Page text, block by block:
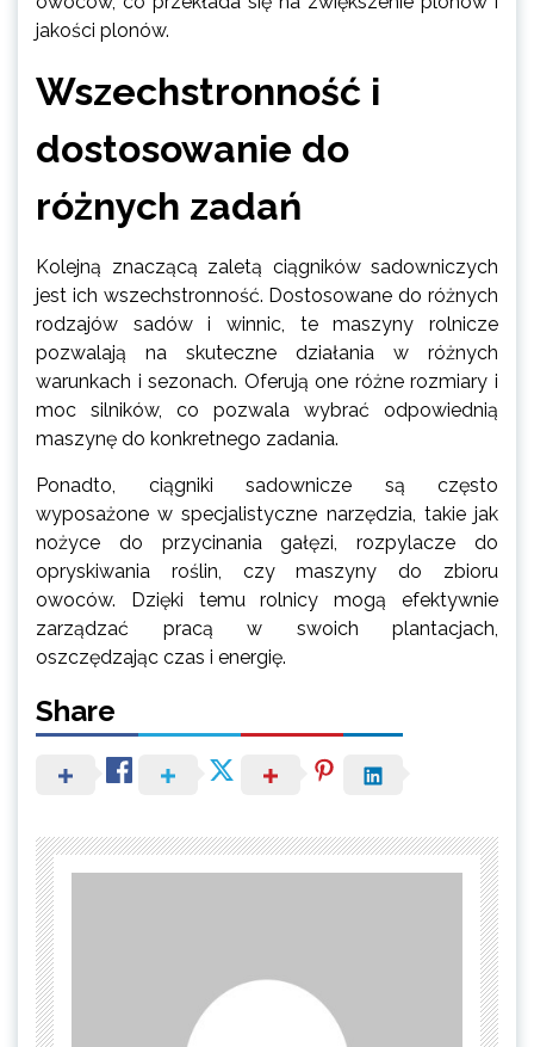
jakości plonów.
Wszechstronność i
dostosowanie do
różnych zadań
Kolejną znaczącą zaletą ciągników sadowniczych
jest ich wszechstronność. Dostosowane do różnych
rodzajów sadów i winnic, te maszyny rolnicze
pozwalają na skuteczne działania w różnych
warunkach i sezonach. Oferują one różne rozmiary i
moc silników, co pozwala wybrać odpowiednią
maszynę do konkretnego zadania.
Ponadto, ciągniki sadownicze są często
wyposażone w specjalistyczne narzędzia, takie jak
nożyce do przycinania gałęzi, rozpylacze do
opryskiwania roślin, czy maszyny do zbioru
owoców. Dzięki temu rolnicy mogą efektywnie
zarządzać pracą w swoich plantacjach,
oszczędzając czas i energię.
Share